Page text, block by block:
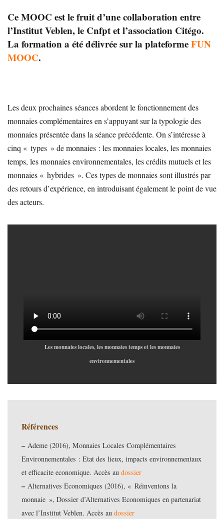
Ce MOOC est le fruit d’une collaboration entre
l’Institut Veblen, le Cnfpt et l’association Citégo.
La formation a été délivrée sur la plateformeFUN
MOOC.
Les deux prochaines séances abordent le fonctionnement des
monnaies complémentaires en s’appuyant sur la typologie des
monnaies présentée dans la séance précédente. On s’intéresse à
cinq « types » de monnaies : les monnaies locales, les monnaies
temps, les monnaies environnementales, les crédits mutuels et les
monnaies « hybrides ». Ces types de monnaies sont illustrés par
des retours d’expérience, en introduisant également le point de vue
des acteurs.
Les monnaies locales, les monnaies temps et les monnaies
environnementales
Références
– Ademe (2016), Monnaies Locales Complémentaires
Environnementales : Etat des lieux, impacts environnementaux
et efficacite economique. Accès audossier
– Alternatives Economiques (2016), « Réinventons la
monnaie », Dossier d’Alternatives Economiques en partenariat
avec l’Institut Veblen. Accès audossier